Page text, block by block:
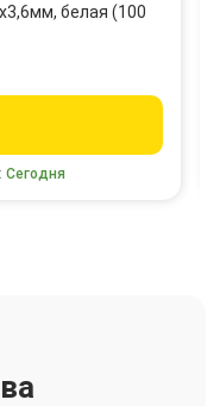
белая (100
Сегодня